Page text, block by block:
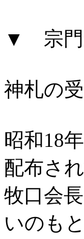
▼ 宗門
神札の
昭和18
配布さ
牧口会
いのも